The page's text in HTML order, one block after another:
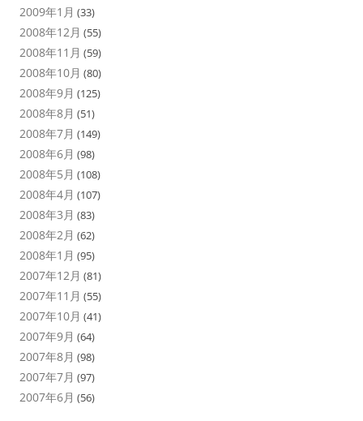
2009年1月 (33)
2008年12月 (55)
2008年11月 (59)
2008年10月 (80)
2008年9月 (125)
2008年8月 (51)
2008年7月 (149)
2008年6月 (98)
2008年5月 (108)
2008年4月 (107)
2008年3月 (83)
2008年2月 (62)
2008年1月 (95)
2007年12月 (81)
2007年11月 (55)
2007年10月 (41)
2007年9月 (64)
2007年8月 (98)
2007年7月 (97)
2007年6月 (56)